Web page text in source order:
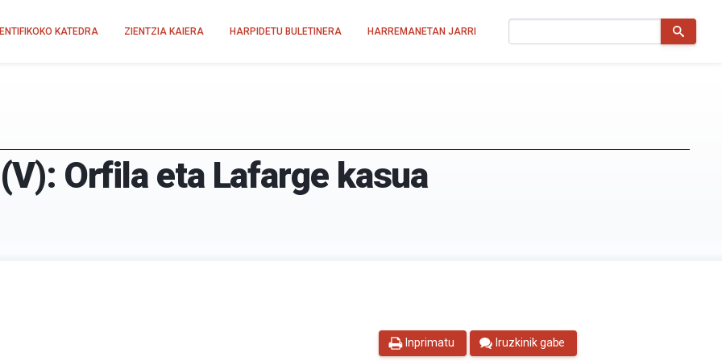
KATEDRA ZIENTZIA KAIERA HARPIDETU BULETINERA HARREMANETAN JARRI
Orfila eta Lafarge kasua
Inprimatu Iruzkinik gabe